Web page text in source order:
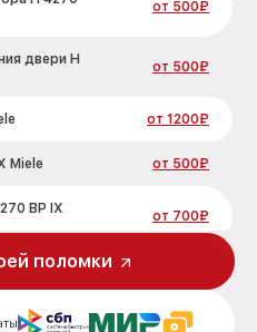
от 500₽
двери H
от 500₽
от 1200₽
Miele от 500₽
BP IX
от 700₽
BP IX Miele
BP IX Miele от 900₽
поломки